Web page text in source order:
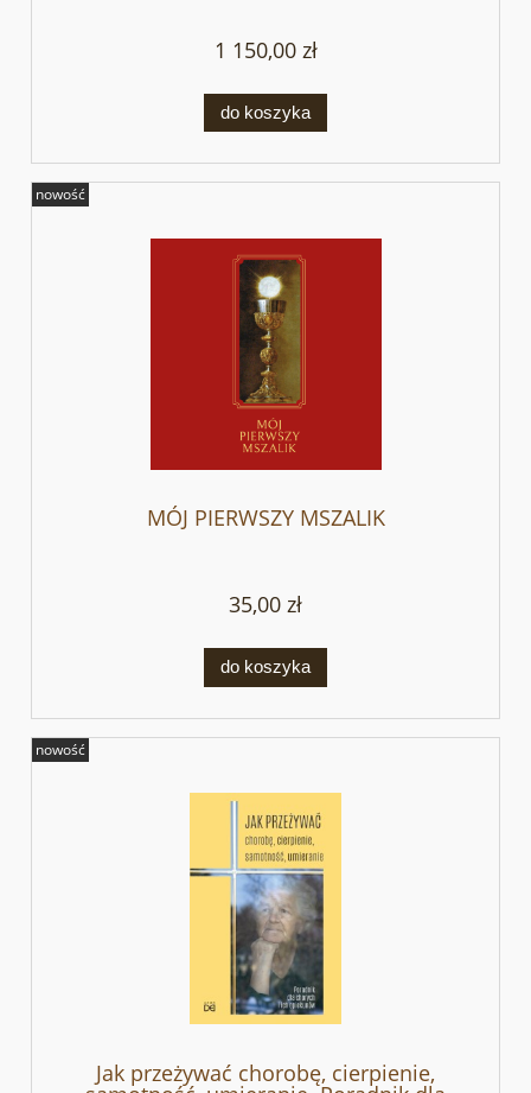
1 150,00 zł
do koszyka
MÓJ PIERWSZY MSZALIK
35,00 zł
do koszyka
nowość
Jak przeżywać chorobę, cierpienie,
nowość